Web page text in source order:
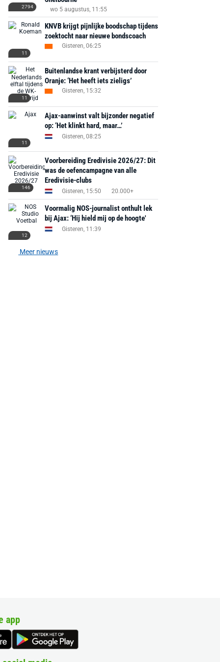
2794 wo 5 augustus, 11:55
11
KNVB krijgt pijnlijke boodschap tijdens
zoektocht naar nieuwe bondscoach
Gisteren, 06:25
11
Buitenlandse krant verbijsterd door
Oranje: ‘Het heeft iets zieligs’
Gisteren, 15:32
11
Ajax-aanwinst valt bijzonder negatief
op: ‘Het klinkt hard, maar…’
Gisteren, 08:25
146
Voorbereiding Eredivisie 2026/27: Dit
was de oefencampagne van alle
Eredivisie-clubs
Gisteren, 15:50 20.000+
12
Voormalig NOS-journalist onthult lek
bij Ajax: ‘Hij hield mij op de hoogte'
Gisteren, 11:39
Meer nieuws
app